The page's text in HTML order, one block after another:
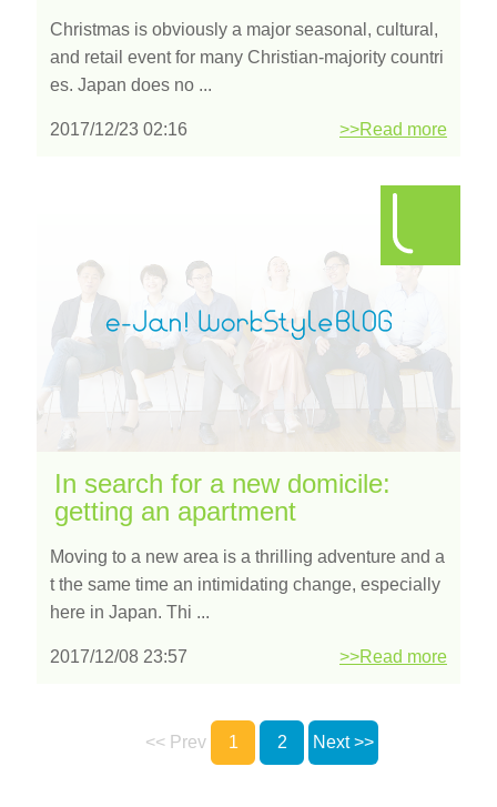
Christmas is obviously a major seasonal, cultural,
and retail event for many Christian-majority countri
es. Japan does no ...
2017/12/23 02:16 >>Read more
In search for a new domicile:
getting an apartment
Moving to a new area is a thrilling adventure and a
t the same time an intimidating change, especially
here in Japan. Thi ...
2017/12/08 23:57 >>Read more
<< Prev 1 2 Next >>